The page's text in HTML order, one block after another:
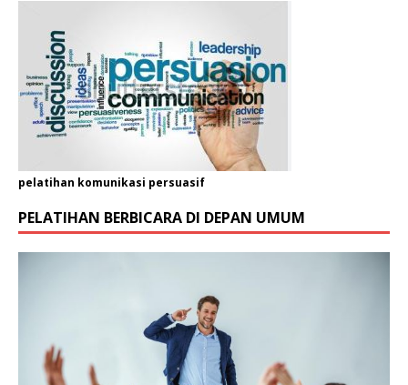
pelatihan komunikasi persuasif
PELATIHAN BERBICARA DI DEPAN UMUM